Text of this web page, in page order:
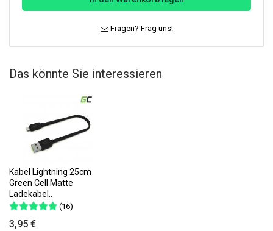
Fragen? Frag uns!
Das könnte Sie interessieren
Kabel Lightning 25cm
Green Cell Matte
Ladekabel..
(16)
3,95 €